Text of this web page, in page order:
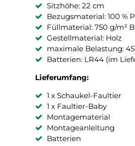
Sitzhöhe: 22 cm
Bezugsmaterial: 100 %
Füllmaterial: 750 g/m²
Gestellmaterial: Holz
maximale Belastung:
Batterien: LR44 (im
Lieferumfang:
1 x Schaukel-Faultier
1 x Faultier-Baby
Montagematerial
Montageanleitung
Batterien